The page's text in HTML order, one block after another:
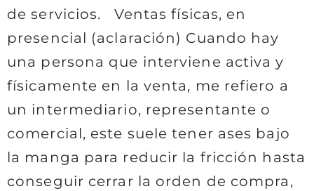
de servicios. Ventas físicas, en
presencial (aclaración) Cuando hay
una persona que interviene activa y
físicamente en la venta, me refiero a
un intermediario, representante o
comercial, este suele tener ases bajo
la manga para reducir la fricción hasta
conseguir cerrar la orden de compra,